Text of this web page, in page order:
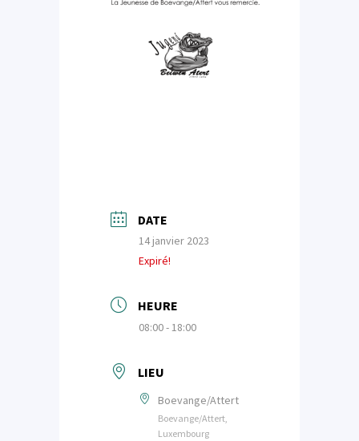
DATE
14 janvier 2023
Expiré!
HEURE
08:00 - 18:00
LIEU
Boevange/Attert
Boevange/Attert,
Luxembourg